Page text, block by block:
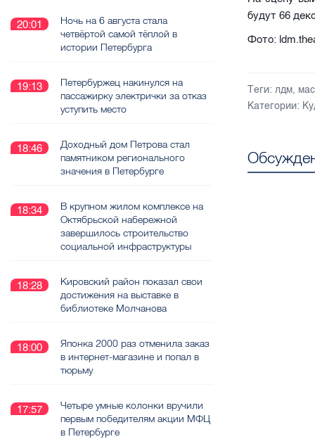
будут 66
Фото:
Теги: лдм,
Категории:
20:01
Ночь на 6 августа стала
четвёртой самой тёплой в
истории Петербурга
19:13
Петербуржец накинулся на
пассажирку электрички за отказ
уступить место
18:46
Доходный дом Петрова стал
памятником регионального
значения в Петербурге
18:34
В крупном жилом комплексе на
Октябрьской набережной
завершилось строительство
социальной инфраструктуры
18:28
Кировский район показал свои
достижения на выставке в
библиотеке Молчанова
18:00
Японка 2000 раз отменила заказ
в интернет-магазине и попал в
тюрьму
17:57
Четыре умные колонки вручили
первым победителям акции МФЦ
в Петербурге